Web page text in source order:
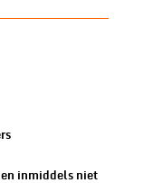
en inmiddels niet